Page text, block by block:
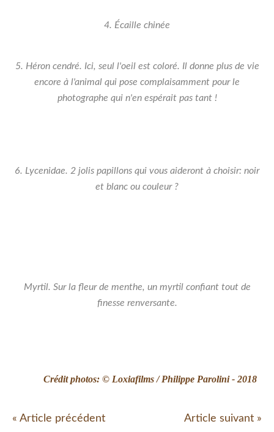
4. Écaille chinée
5. Héron cendré. Ici, seul l'oeil est coloré. Il donne plus de vie
encore à l'animal qui pose complaisamment pour le
photographe qui n'en espérait pas tant !
6. Lycenidae. 2 jolis papillons qui vous aideront à choisir: noir
et blanc ou couleur ?
Myrtil. Sur la fleur de menthe, un myrtil confiant tout de
finesse renversante.
Crédit photos: © Loxiafilms / Philippe Parolini - 2018
« Article précédent Article suivant »